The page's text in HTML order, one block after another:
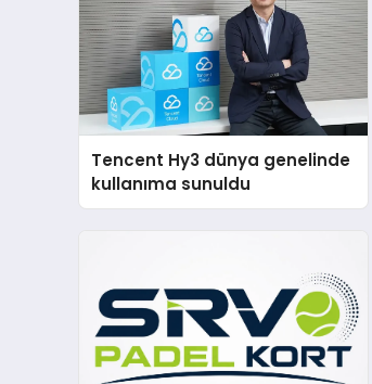
Tencent Hy3 dünya genelinde
kullanıma sunuldu